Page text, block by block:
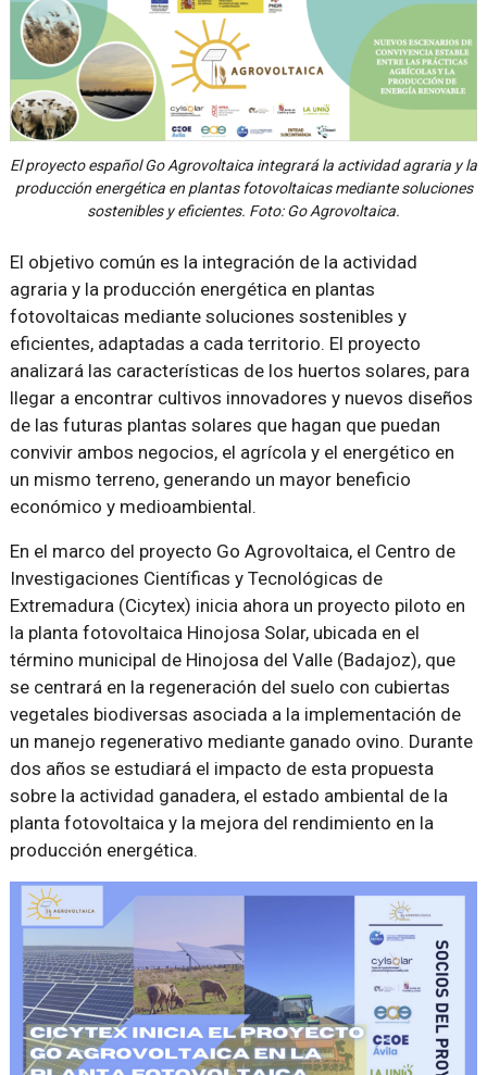
El proyecto español Go Agrovoltaica integrará la actividad agraria y la
producción energética en plantas fotovoltaicas mediante soluciones
sostenibles y eficientes. Foto: Go Agrovoltaica.
El objetivo común es la integración de la actividad
agraria y la producción energética en plantas
fotovoltaicas mediante soluciones sostenibles y
eficientes, adaptadas a cada territorio. El proyecto
analizará las características de los huertos solares, para
llegar a encontrar cultivos innovadores y nuevos diseños
de las futuras plantas solares que hagan que puedan
convivir ambos negocios, el agrícola y el energético en
un mismo terreno, generando un mayor beneficio
económico y medioambiental.
En el marco del proyecto Go Agrovoltaica, el Centro de
Investigaciones Científicas y Tecnológicas de
Extremadura (Cicytex) inicia ahora un proyecto piloto en
la planta fotovoltaica Hinojosa Solar, ubicada en el
término municipal de Hinojosa del Valle (Badajoz), que
se centrará en la regeneración del suelo con cubiertas
vegetales biodiversas asociada a la implementación de
un manejo regenerativo mediante ganado ovino. Durante
dos años se estudiará el impacto de esta propuesta
sobre la actividad ganadera, el estado ambiental de la
planta fotovoltaica y la mejora del rendimiento en la
producción energética.